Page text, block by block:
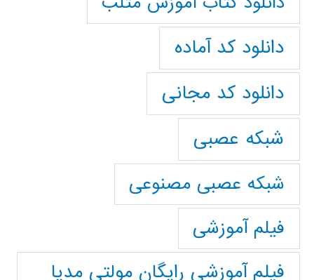
دانلود کد آماده
دانلود کد مجانی
شبکه عصبی
شبکه عصبی مصنوعی
فیلم آموزشی
فیلم آموزشی رایگان مولتی مدیا